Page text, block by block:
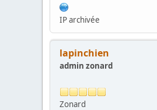
IP archivée
lapinchien
admin zonard
Zonard